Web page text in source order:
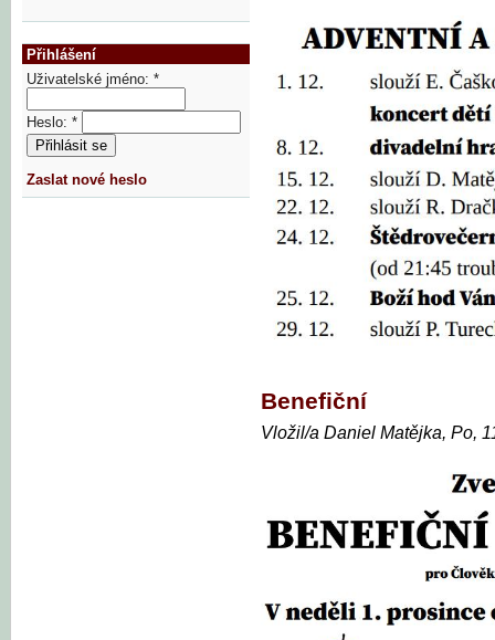
Benefiční
Vložil/a Daniel Matějka, Po,
Přihlášení
Uživatelské jméno: *
Heslo: *
Zaslat nové heslo